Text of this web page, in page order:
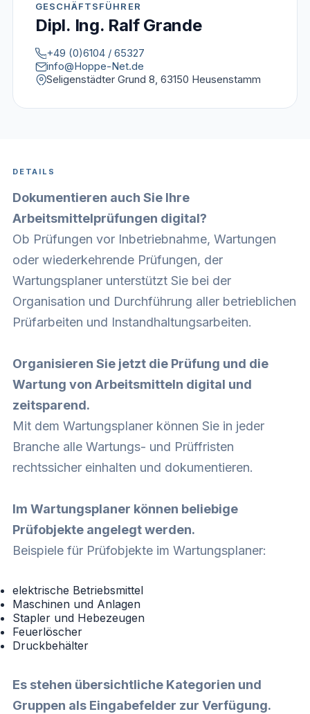
GESCHÄFTSFÜHRER
Dipl. Ing. Ralf Grande
+49 (0)6104 / 65327
info@Hoppe-Net.de
Seligenstädter Grund 8, 63150 Heusenstamm
DETAILS
Dokumentieren auch Sie Ihre
Arbeitsmittelprüfungen digital?
Ob Prüfungen vor Inbetriebnahme, Wartungen
oder wiederkehrende Prüfungen, der
Wartungsplaner unterstützt Sie bei der
Organisation und Durchführung aller betrieblichen
Prüfarbeiten und Instandhaltungsarbeiten.
Organisieren Sie jetzt die Prüfung und die
Wartung von Arbeitsmitteln digital und
zeitsparend.
Mit dem Wartungsplaner können Sie in jeder
Branche alle Wartungs- und Prüffristen
rechtssicher einhalten und dokumentieren.
Im Wartungsplaner können beliebige
Prüfobjekte angelegt werden.
Beispiele für Prüfobjekte im Wartungsplaner:
elektrische Betriebsmittel
Maschinen und Anlagen
Stapler und Hebezeugen
Feuerlöscher
Druckbehälter
Es stehen übersichtliche Kategorien und
Gruppen als Eingabefelder zur Verfügung.